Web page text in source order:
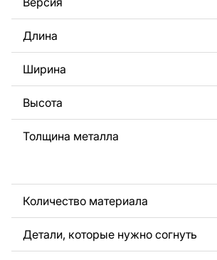
За дополнительную плату мы
логотип вашей компании или внести
Если вам нужно, чтобы мы
металла для вас, пожалуйста,
Если у вас остались вопросы или
любое время, мы всегда готовы
Длина
Ширина
Высота
Толщина металла
Количество материала
Детали, которые нужно согнуть